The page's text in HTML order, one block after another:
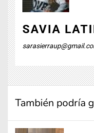
SAVIA
También podría